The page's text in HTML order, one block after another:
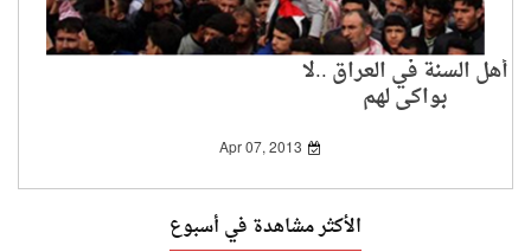
أهل السنة في العراق ..لا
بواكي لهم
Apr 07, 2013
الأكثر مشاهدة في أسبوع